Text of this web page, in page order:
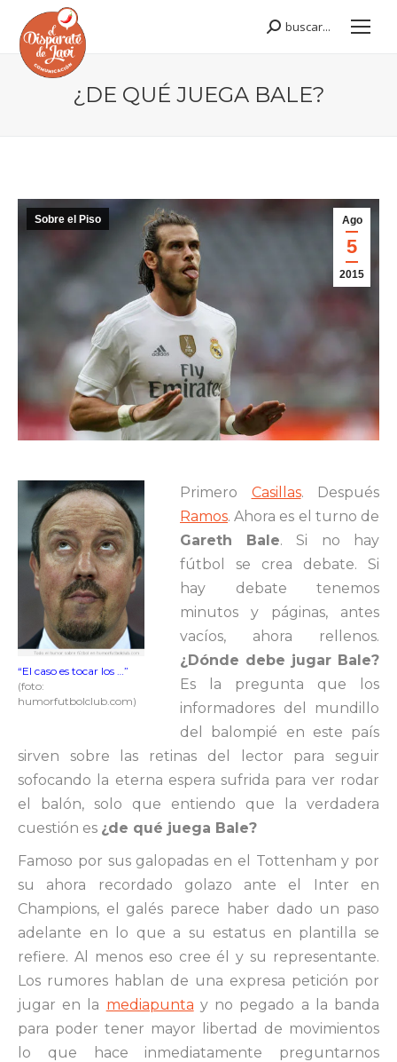
Buscar:
buscar...
¿DE QUÉ JUEGA BALE?
Ago
5
2015
Sobre el Piso
“El caso es tocar los …”
(foto:
humorfutbolclub.com)
Primero Casillas. Después
Ramos. Ahora es el turno de
Gareth
Bale. Si no hay
fútbol se crea debate. Si
hay debate tenemos
minutos y páginas, antes
vacíos, ahora rellenos.
¿Dónde debe jugar Bale?
Es la pregunta que los
informadores del mundillo
del balompié en este país
sirven sobre las retinas del lector para seguir
sofocando la eterna espera sufrida para ver rodar
el balón, solo que entiendo que la verdadera
cuestión es ¿de qué juega Bale?
Famoso por sus galopadas en el Tottenham y por
su ahora recordado golazo ante el Inter en
Champions, el galés parece haber dado un paso
adelante en lo que a su estatus en plantilla se
refiere. Al menos eso cree él y su representante.
Los rumores hablan de una expresa petición por
jugar en la mediapunta y no pegado a la banda
para poder tener mayor libertad de movimientos
lo que hace inmediatamente preguntarnos